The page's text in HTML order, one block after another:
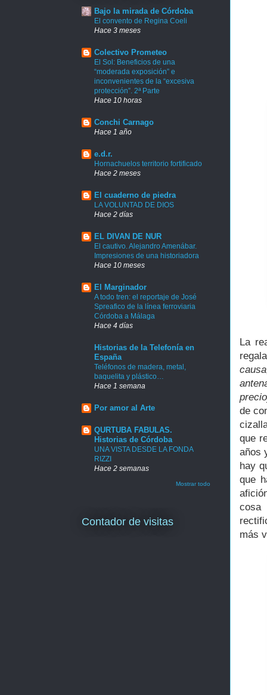
La
de
que
años
hay
que
cosa
más
Bajo la mirada de Córdoba
El convento de Regina Coeli
Hace 3 meses
Colectivo Prometeo
El Sol: Beneficios de una
“moderada exposición” e
inconvenientes de la “excesiva
protección”. 2ª Parte
Hace 10 horas
Conchi Carnago
Hace 1 año
e.d.r.
Hornachuelos territorio fortificado
Hace 2 meses
El cuaderno de piedra
LA VOLUNTAD DE DIOS
Hace 2 días
EL DIVAN DE NUR
El cautivo. Alejandro Amenábar.
Impresiones de una historiadora
Hace 10 meses
El Marginador
A todo tren: el reportaje de José
Spreafico de la línea ferroviaria
Córdoba a Málaga
Hace 4 días
Historias de la Telefonía en
España
Teléfonos de madera, metal,
baquelita y plástico…
Hace 1 semana
Por amor al Arte
QURTUBA FABULAS.
Historias de Córdoba
UNA VISTA DESDE LA FONDA
RIZZI
Hace 2 semanas
Mostrar todo
Contador de visitas